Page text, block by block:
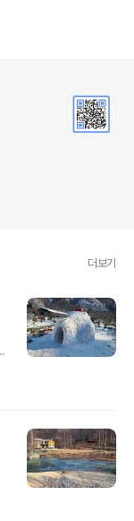
더보기